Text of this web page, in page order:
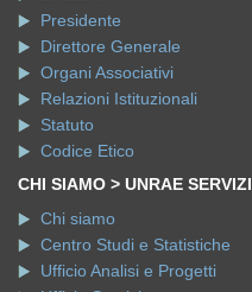
Presidente
Direttore Generale
Organi Associativi
Relazioni Istituzionali
Statuto
Codice Etico
CHI SIAMO > UNRAE SERVIZI
Chi siamo
Centro Studi e Statistiche
Ufficio Analisi e Progetti